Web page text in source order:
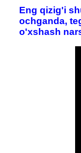
Eng qizig'i
ochganda,
o'xshash